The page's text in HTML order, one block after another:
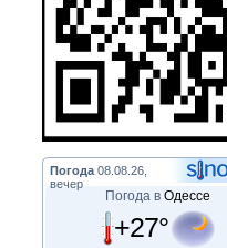
Погода 08.08.26,
вечер
Погода в Одессе
+27°